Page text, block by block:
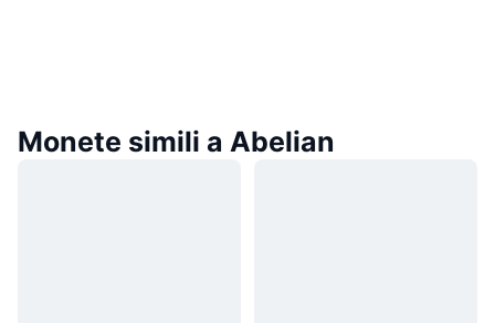
Monete simili a Abelian